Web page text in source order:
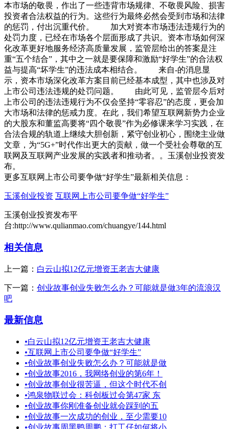
本市场的敬畏，作出了一些违背市场规律、不敬畏风险、损害
投资者合法权益的行为。这些行为最终必然会受到市场和法律
的惩罚，付出沉重代价。 加大对资本市场违法违规行为的
处罚力度，已经在市场各个层面形成了共识。资本市场如何深
化改革更好地服务经济高质量发展，监管层给出的答案是注
重“五个结合”，其中之一就是要保障和激励“好学生”的合法权
益与提高“坏学生”的违法成本相结合。 来自-的消息显
示，资本市场深化改革方案目前已经基本成型，其中也涉及对
上市公司违法违规的处罚问题。 由此可见，监管层今后对
上市公司的违法违规行为不仅会坚持“零容忍”的态度，更会加
大市场和法律的惩戒力度。在此，我们希望互联网新势力企业
的大股东和董监高要将“四个敬畏”作为必修课来学习实践，在
合法合规的轨道上继续大胆创新，紧守创业初心，围绕主业做
文章，为“5G+”时代作出更大的贡献，做一个受社会尊敬的互
联网及互联网产业发展的实践者和推动者。。玉溪创业投资发
布。
更多互联网上市公司要争做“好学生”最新相关信息：
玉溪创业投资 互联网上市公司要争做“好学生”
玉溪创业投资发布平
台:http://www.qulianmao.com/chuangye/144.html
相关信息
上一篇： 白云山拟12亿元增资王老吉大健康
下一篇： 创业故事创业失败怎么办？可能就是做3年的流浪汉
吧
最新信息
•白云山拟12亿元增资王老吉大健康
•互联网上市公司要争做“好学生”
•创业故事创业失败怎么办？可能就是做
•创业故事2016，我网络创业的第6年！
•创业故事创业很苦逼，但这个时代不创
•鸿泉物联过会：科创板过会第47家 东
•创业故事你刚准备创业就会踩到的五
•创业故事一次成功的创业，至少需要10
•创业故事周黑鸭周鹏：打工仔如何将小